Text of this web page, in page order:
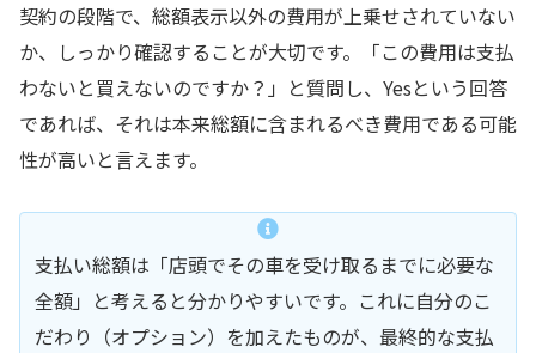
契約の段階で、総額表示以外の費用が上乗せされていない
か、しっかり確認することが大切です。「この費用は支払
わないと買えないのですか？」と質問し、Yesという回答
であれば、それは本来総額に含まれるべき費用である可能
性が高いと言えます。
支払い総額は「店頭でその車を受け取るまでに必要な
全額」と考えると分かりやすいです。これに自分のこ
だわり（オプション）を加えたものが、最終的な支払